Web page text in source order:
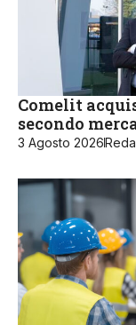
Comelit
secondo
3 Agosto 2026